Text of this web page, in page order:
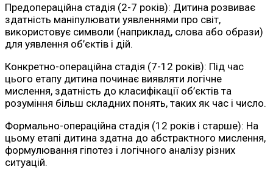
Предопераційна стадія (2-7 років): Дитина розвиває
здатність маніпулювати уявленнями про світ,
використовує символи (наприклад, слова або образи)
для уявлення об’єктів і дій.
Конкретно-операційна стадія (7-12 років): Під час
цього етапу дитина починає виявляти логічне
мислення, здатність до класифікації об’єктів та
розуміння більш складних понять, таких як час і число.
Формально-операційна стадія (12 років і старше): На
цьому етапі дитина здатна до абстрактного мислення,
формулювання гіпотез і логічного аналізу різних
ситуацій.